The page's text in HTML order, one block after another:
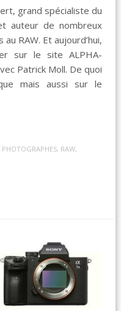
grand spécialiste du
auteur de nombreux
RAW. Et aujourd’hui,
sur le site ALPHA-
Patrick Moll. De quoi
mais aussi sur le
PHOTOGRAPHES, RAW,